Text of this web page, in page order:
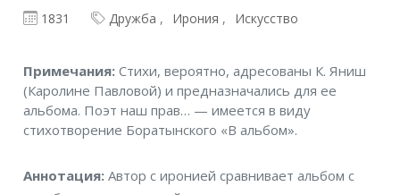
1831 Дружба Ирония Искусство
Примечания
Примечания:Стихи, вероятно, адресованы К. Яниш
(Каролине Павловой) и предназначались для ее
альбома. Поэт наш прав… — имеется в виду
стихотворение Боратынского «В альбом».
Аннотация
Аннотация:Автор с иронией сравнивает альбом с